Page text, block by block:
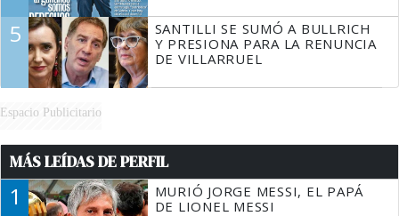
5
SANTILLI SE SUMÓ A BULLRICH
Y PRESIONA PARA LA RENUNCIA
DE VILLARRUEL
Espacio Publicitario
MÁS LEÍDAS DE PERFIL
1
MURIÓ JORGE MESSI, EL PAPÁ
DE LIONEL MESSI